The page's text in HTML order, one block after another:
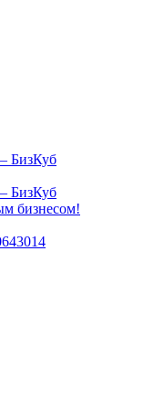
БизКуб
БизКуб
бизнесом!